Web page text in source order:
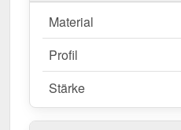
Material
Profil
Stärke